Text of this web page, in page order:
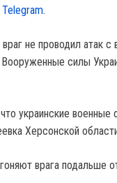
Telegram.
не проводил атак
силы
украинские военные
Херсонской
врага подальше